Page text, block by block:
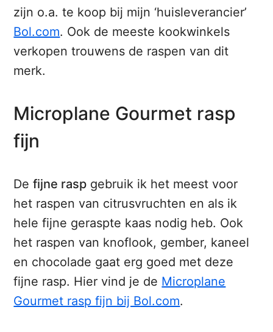
zijn o.a. te koop bij mijn ‘huisleverancier’
Bol.com. Ook de meeste kookwinkels
verkopen trouwens de raspen van dit
merk.
Microplane Gourmet rasp
fijn
Defijne rasp gebruik ik het meest voor
het raspen van citrusvruchten en als ik
hele fijne geraspte kaas nodig heb. Ook
het raspen van knoflook, gember, kaneel
en chocolade gaat erg goed met deze
fijne rasp. Hier vind je de Microplane
Gourmet rasp fijn bij Bol.com.